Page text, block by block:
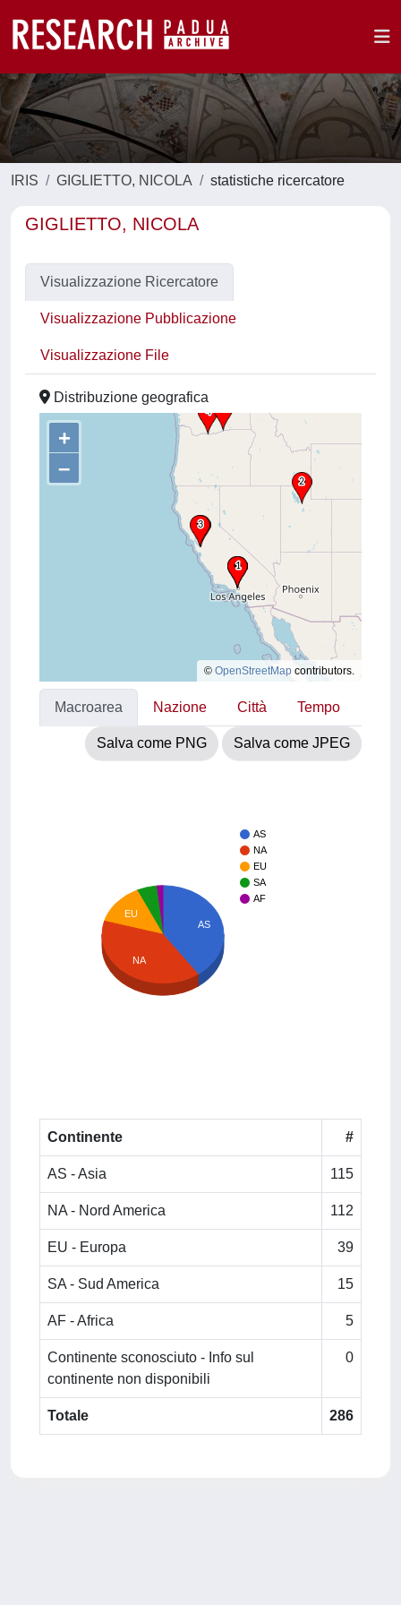
IRIS GIGLIETTO, NICOLA statistiche ricercatore
GIGLIETTO, NICOLA
Visualizzazione Ricercatore
Visualizzazione Pubblicazione
Visualizzazione File
Distribuzione geografica
+
–
© OpenStreetMap contributors.
Macroarea Nazione Città Tempo
Salva come PNG Salva come JPEG
AS
NA
EU
SA
AF
AS
EU
NA
Continente #
AS - Asia 115
NA - Nord America 112
EU - Europa 39
SA - Sud America 15
AF - Africa 5
Continente sconosciuto - Info sul
continente non disponibili
0
Totale 286